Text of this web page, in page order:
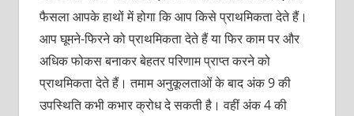
फैसला आपके हाथों में होगा कि आप किसे प्राथमिकता देते हैं।
आप घूमने-फिरने को प्राथमिकता देते हैं या फिर काम पर और
अधिक फोकस बनाकर बेहतर परिणाम प्राप्त करने को
प्राथमिकता देते हैं। तमाम अनुकूलताओं के बाद अंक 9 की
उपस्थिति कभी कभार क्रोध दे सकती है। वहीं अंक 4 की